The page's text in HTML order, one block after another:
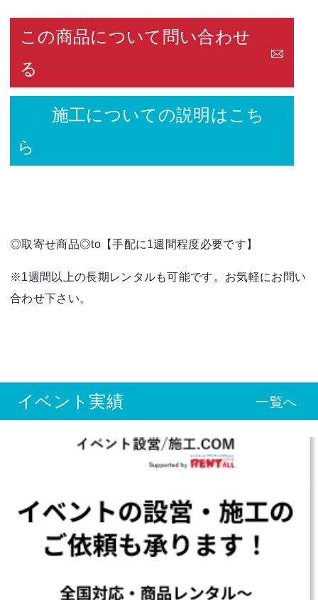
この商品について問い合わせ
る
施工についての説明はこち
ら
◎取寄せ商品◎to【手配に1週間程度必要です】
※1週間以上の長期レンタルも可能です。お気軽にお問い
合わせ下さい。
イベント実績 一覧へ